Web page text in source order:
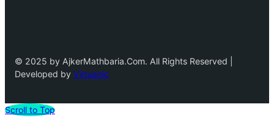
© 2025 by AjkerMathbaria.Com. All Rights Reserved |
Developed by Virtuanic
Scroll to Top